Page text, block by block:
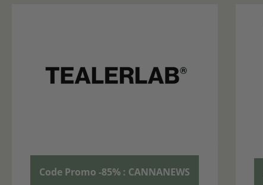
Code Promo -85% : CANNANEWS